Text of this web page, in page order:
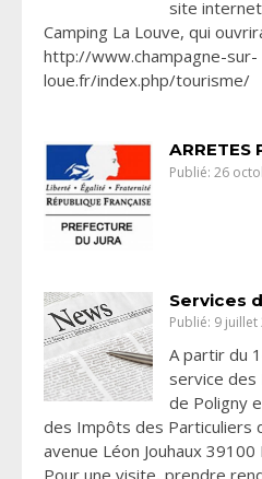
site
Camping La Louve, qui
http://www.champagne-sur-
loue.fr/index.php/tourisme/
ARRETES
Publié: 26
Services
Publié: 9 juillet
A partir du
service des
de Poligny
des Impôts des Particuliers
avenue Léon Jouhaux
Pour une visite, prendre